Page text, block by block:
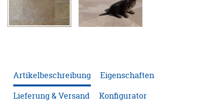
0
Artikelbeschreibung
Eigenschaften
Lieferung & Versand
Konfigurator